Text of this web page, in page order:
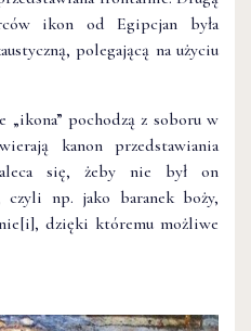
ikon od Egipcjan była
polegającą na użyciu
„ikona” pochodzą z soboru w
kanon przedstawiania
się, żeby nie był on
czyli np. jako baranek boży,
[i], dzięki któremu możliwe